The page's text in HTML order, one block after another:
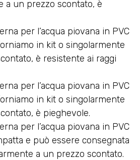
a un prezzo scontato, è
per l’acqua piovana in PVC
in kit o singolarmente
è resistente ai raggi
per l’acqua piovana in PVC
in kit o singolarmente
è pieghevole.
per l’acqua piovana in PVC
e può essere consegnata
a un prezzo scontato.